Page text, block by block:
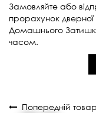
Замовляйте або
прорахунок
Домашнього
часом.
Попередній товар